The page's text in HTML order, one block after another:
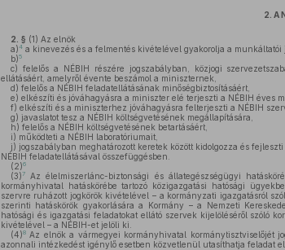
2. A
2. § (1) Az elnök
a)4a kinevezés és a felmentés kivételével gyakorolja a munkáltatói
b)5
c) felelős a NÉBIH részére jogszabályban, közjogi
ellátásáért, amelyről évente beszámol a miniszternek,
d) felelős a NÉBIH feladatellátásának minőségbiztosításáért,
e) elkészíti és jóváhagyásra a miniszter elé terjeszti a NÉBIH éves
f) elkészíti és a miniszterhez jóváhagyásra felterjeszti a NÉBIH
g) javaslatot tesz a NÉBIH költségvetésének megállapítására,
h) felelős a NÉBIH költségvetésének betartásáért,
i) működteti a NÉBIH laboratóriumait,
j) jogszabályban meghatározott keretek között kidolgozza és
NÉBIH feladatellátásával összefüggésben.
(2)6
(3)7Az élelmiszerlánc-biztonsági és állategészségügyi
kormányhivatal hatáskörébe tartozó közigazgatási hatósági
szervre ruházott jogkörök kivételével – a kormányzati igazgatásról
szerinti hatáskörök gyakorlására a Kormány – a Nemzeti
hatósági és igazgatási feladatokat ellátó szervek kijelöléséről szóló
kivételével – a NÉBIH-et jelöli ki.
(4)8Az elnök a vármegyei kormányhivatal kormánytisztviselőjét
azonnali intézkedést igénylő esetben közvetlenül utasíthatja feladat